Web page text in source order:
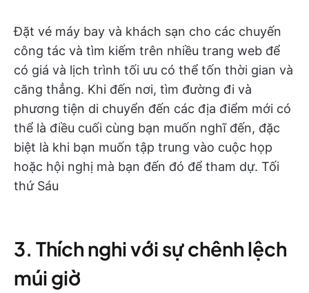
Đặt vé máy bay và khách sạn cho các chuyến
công tác và tìm kiếm trên nhiều trang web để
có giá và lịch trình tối ưu có thể tốn thời gian và
căng thẳng. Khi đến nơi, tìm đường đi và
phương tiện di chuyển đến các địa điểm mới có
thể là điều cuối cùng bạn muốn nghĩ đến, đặc
biệt là khi bạn muốn tập trung vào cuộc họp
hoặc hội nghị mà bạn đến đó để tham dự. Tối
thứ Sáu
3. Thích nghi với sự chênh lệch
múi giờ